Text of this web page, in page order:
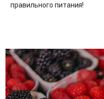
правильного питания!